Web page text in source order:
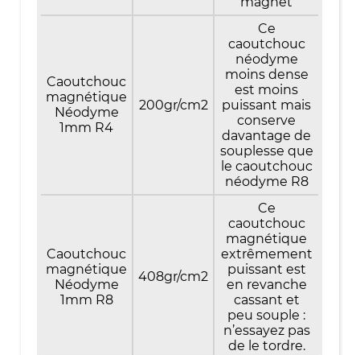
Caoutchouc
magnétique
Néodyme
1mm R4
200gr/cm2
Ce
caoutchouc
néodyme
moins dense
est moins
puissant mais
conserve
davantage de
souplesse que
le caoutchouc
néodyme R8
Caoutchouc
magnétique
Néodyme
1mm R8
408gr/cm2
Ce
caoutchouc
magnétique
extrêmement
puissant est
en revanche
cassant et
peu souple :
n’essayez pas
de le tordre.